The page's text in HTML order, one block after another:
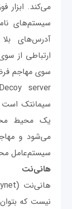
می‌کند.
سیستم‌های
آدرس‌های
ارتباطی از
سوی مهاجم
یک محیط
می‌شود و
سیستم‌عامل
هانی‌نت
نیست که